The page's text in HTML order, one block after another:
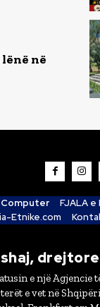
në
Computer
FJALA e
Etnike.com
drejtore
e një Agjencie
e vet në